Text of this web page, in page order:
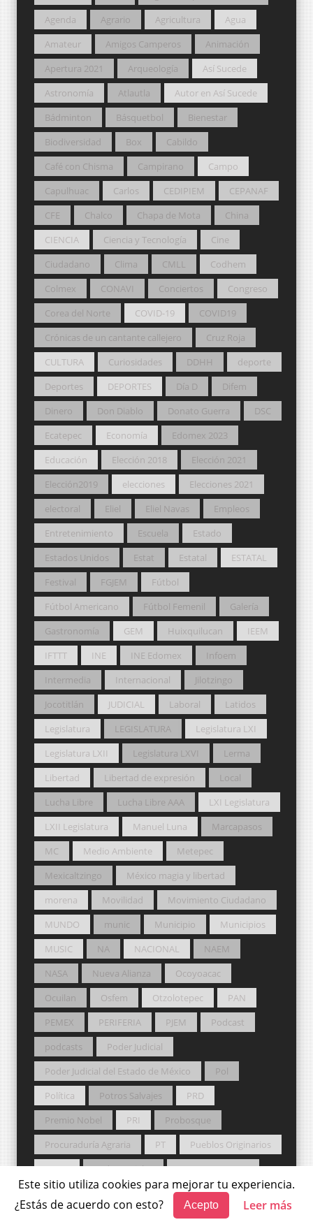
Este sitio utiliza cookies para mejorar tu experiencia.
¿Estás de acuerdo con esto?
Acepto Leer más
Agenda
Agrario Agricultura
Agua
Amateur
Amigos Camperos
Animación
Apertura 2021
Arqueología
Así Sucede
Astronomía
Atlautla
Autor en Así Sucede
Bádminton
Básquetbol
Bienestar
Biodiversidad
Box
Cabildo
Café con Chisma
Campirano
Campo
Capulhuac
Carlos CEDIPIEM
CEPANAF
CFE
Chalco Chapa de Mota
China
CIENCIA
Ciencia y Tecnología
Cine
Ciudadano
Clima CMLL
Codhem
Colmex
CONAVI Conciertos
Congreso
Corea del Norte
COVID-19
COVID19
Crónicas de un cantante callejero
Cruz Roja
CULTURA
Curiosidades DDHH
deporte
Deportes
DEPORTES Día D
Difem
Dinero
Don Diablo Donato Guerra
DSC
Ecatepec
Economía
Edomex 2023
Educación
Elección 2018
Elección 2021
Elección2019
elecciones
Elecciones 2021
electoral
Eliel Eliel Navas
Empleos
Entretenimiento
Escuela
Estado
Estados Unidos
Estat Estatal
ESTATAL
Festival
FGJEM
Fútbol
Fútbol Americano
Fútbol Femenil
Galería
Gastronomía
GEM Huixquilucan
IEEM
IFTTT
INE INE Edomex
Infoem
Intermedia
Internacional
Jilotzingo
Jocotitlán
JUDICIAL Laboral
Latidos
Legislatura
LEGISLATURA
Legislatura LXI
Legislatura LXII
Legislatura LXVI
Lerma
Libertad
Libertad de expresión
Local
Lucha Libre
Lucha Libre AAA
LXI Legislatura
LXII Legislatura
Manuel Luna
Marcapasos
MC
Medio Ambiente
Metepec
Mexicaltzingo
México magia y libertad
morena
Movilidad
Movimiento Ciudadano
MUNDO
munic Municipio
Municipios
MUSIC
NA NACIONAL
NAEM
NASA
Nueva Alianza
Ocoyoacac
Ocuilan
Osfem Otzolotepec
PAN
PEMEX
PERIFERIA PJEM
Podcast
podcasts
Poder Judicial
Poder Judicial del Estado de México
Pol
Política
Potros Salvajes
PRD
Premio Nobel
PRI
Probosque
Procuraduría Agraria
PT
Pueblos Originarios
PVEM
Redes sociales
ROCK NACIONAL
Sader sal
Salud
San Mateo Atenco